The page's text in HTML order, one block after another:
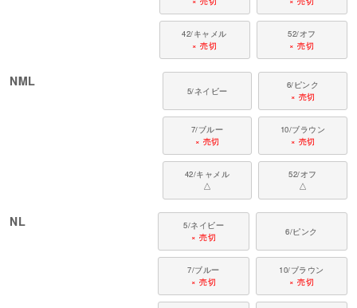
42/キャメル
× 売切
52/オフ
× 売切
NML
5/ネイビー
6/ピンク
× 売切
7/ブルー
× 売切
10/ブラウン
× 売切
42/キャメル
△
52/オフ
△
NL
5/ネイビー
× 売切
6/ピンク
7/ブルー
× 売切
10/ブラウン
× 売切